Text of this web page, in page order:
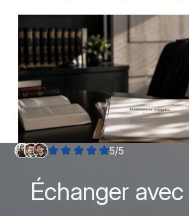
5/5
Échanger